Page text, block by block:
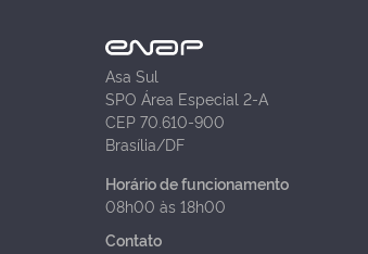
Asa Sul
SPO Área Especial 2-A
CEP 70.610-900
Brasília/DF
Horário de funcionamento
08h00 às 18h00
Contato